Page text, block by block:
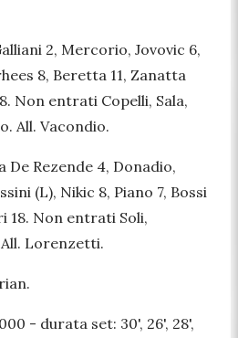
2, Mercorio, Jovovic 6,
8, Beretta 11, Zanatta
Non entrati Copelli, Sala,
All. Vacondio.
De Rezende 4, Donadio,
(L), Nikic 8, Piano 7, Bossi
18. Non entrati Soli,
Lorenzetti.
- durata set: 30', 26', 28',